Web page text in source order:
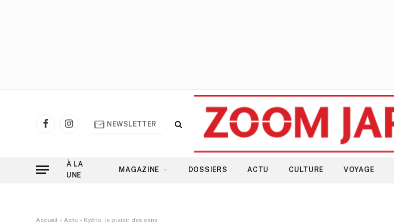
FacebookInstagram
NEWSLETTER
À LA
UNE
MAGAZINE DOSSIERS ACTU CULTURE VOYAGE
Accueil » Actu » Kyôto, le plaisir des sens